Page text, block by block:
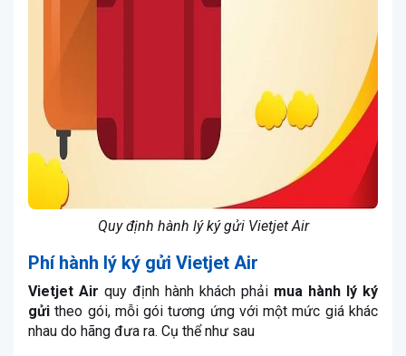
Quy định hành lý ký gửi Vietjet Air
Phí hành lý ký gửi Vietjet Air
Vietjet Air quy định hành khách phải mua hành lý ký
gửi theo gói, mỗi gói tương ứng với một mức giá khác
nhau do hãng đưa ra. Cụ thể như sau